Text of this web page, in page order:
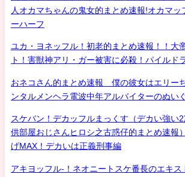
人オカマちゃんの鬼女的まとめ速報!オカマッ
ーハーフ
ユカ・ヨネッフル！初老的まとめ速報！！大
ト！害獣神アリ・ガー被害に必殺！パイルド
おネコさん的まとめ速報 僕の彼女はエリー
ンタルメンヘラ電波中年アルバイターのぬい
スケバン！デカッフルまっくす（デカい強い
供部屋おじさんヒロシ之古惑仔的まとめ速報
げMAX！デカいは正義刑事編
アキヨッフル-！ネオニートスケ番長のエキス